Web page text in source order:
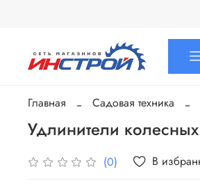
Главная Садовая техника
Удлинители
(0) В